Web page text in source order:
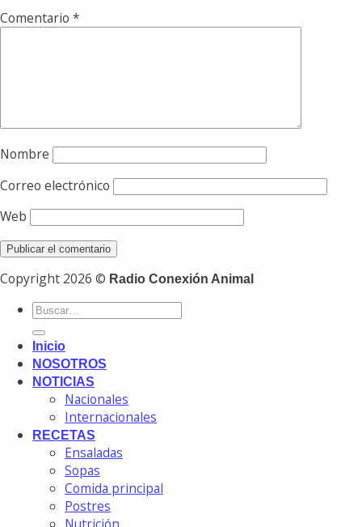
Comentario *
Nombre
Correo electrónico
Web
Copyright 2026 © Radio Conexión Animal
Inicio
NOSOTROS
NOTICIAS
Nacionales
Internacionales
RECETAS
Ensaladas
Sopas
Comida principal
Postres